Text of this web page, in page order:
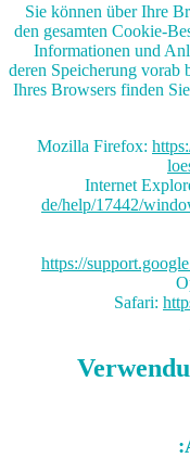
Sie können über Ihre
den gesamten Cookie-
Informationen und
deren Speicherung vorab
Ihres Browsers finden
Mozilla Firefox:
Internet
de/help/17442/
https://
Safari: